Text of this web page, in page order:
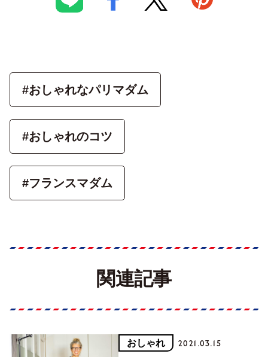
#おしゃれなパリマダム
#おしゃれのコツ
#フランスマダム
関連記事
おしゃれ 2021.03.15